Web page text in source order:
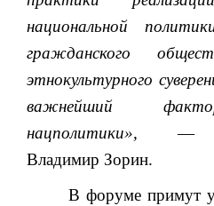
национальной
гражданского
этнокультурного
важнейший
нацполитики», —
Владимир Зорин.
В форуме примут